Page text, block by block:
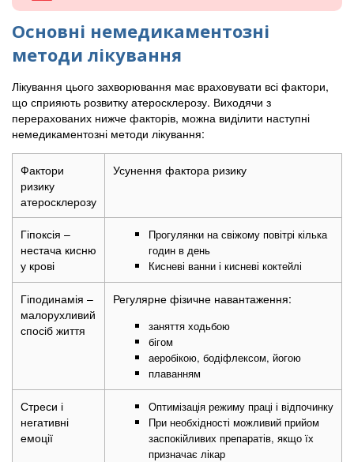
Основні немедикаментозні
методи лікування
Лікування цього захворювання має враховувати всі фактори,
що сприяють розвитку атеросклерозу. Виходячи з
перерахованих нижче факторів, можна виділити наступні
немедикаментозні методи лікування:
Фактори
ризику
атеросклерозу
Усунення фактора ризику
Гіпоксія –
нестача кисню
у крові
Прогулянки на свіжому повітрі кілька
годин в день
Кисневі ванни і кисневі коктейлі
Гіподинамія –
малорухливий
спосіб життя
Регулярне фізичне навантаження:
заняття ходьбою
бігом
аеробікою, бодіфлексом, йогою
плаванням
Стреси і
негативні
емоції
Оптимізація режиму праці і відпочинку
При необхідності можливий прийом
заспокійливих препаратів, якщо їх
призначає лікар